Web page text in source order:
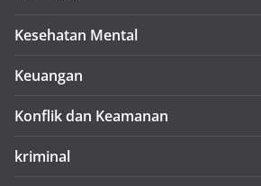
Kesehatan Mental
Keuangan
Konflik dan Keamanan
kriminal